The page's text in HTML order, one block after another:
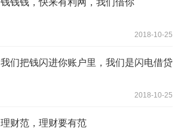
2018-10-25
我们把钱闪进你账户里，我们是闪电借贷
2018-10-25
理财范，理财要有范